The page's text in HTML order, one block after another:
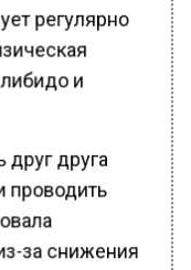
регулярно
и
друг друга
проводить
за снижения